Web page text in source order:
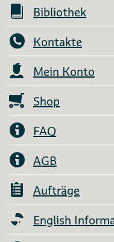
Bibliothek
Kontakte
Mein Konto
Shop
FAQ
AGB
Aufträge
English